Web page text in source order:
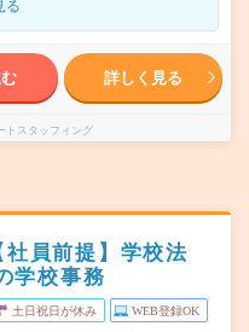
る
詳しく見る
トスタッフィング
員前提】学校法
学校事務
土日祝日が休み WEB登録OK